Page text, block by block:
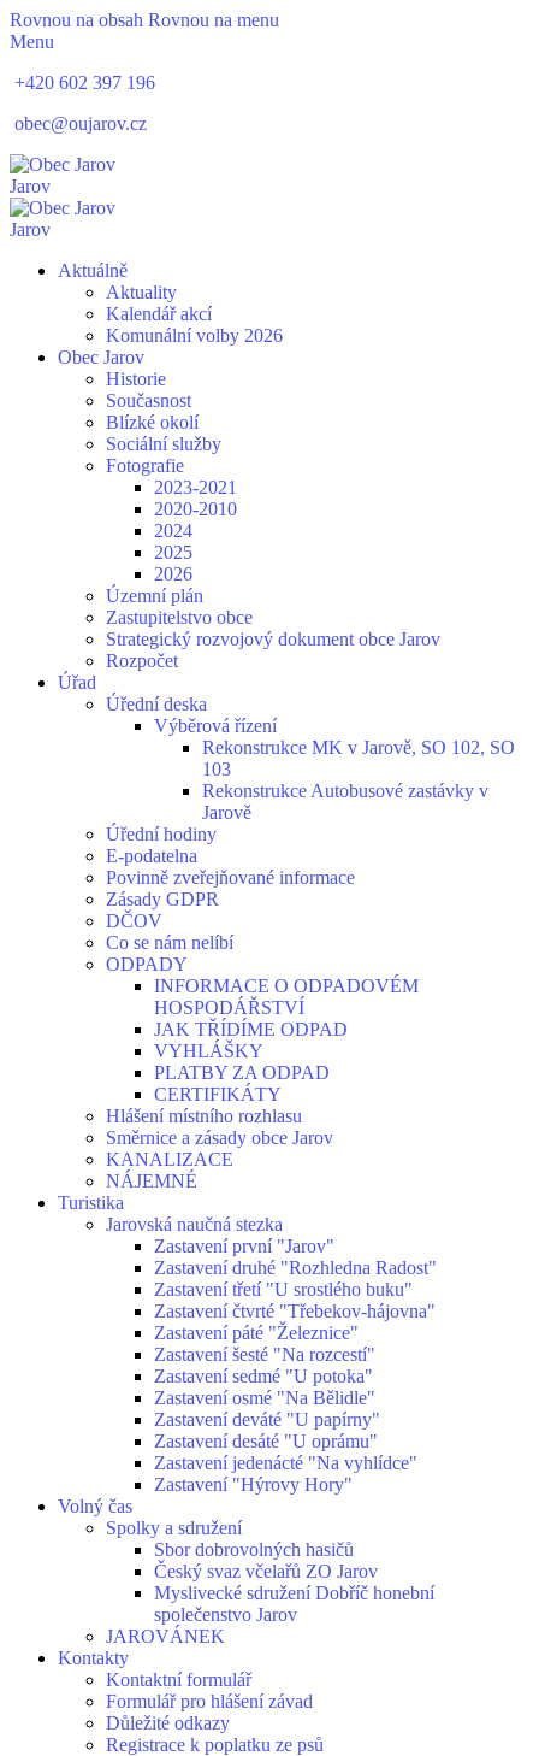
Rovnou na obsah Rovnou na menu
Menu
+420 602 397 196
obec@oujarov.cz
Jarov
Jarov
Aktuálně
Aktuality
Kalendář akcí
Komunální volby 2026
Obec Jarov
Historie
Současnost
Blízké okolí
Sociální služby
Fotografie
2023-2021
2020-2010
2024
2025
2026
Územní plán
Zastupitelstvo obce
Strategický rozvojový dokument obce Jarov
Rozpočet
Úřad
Úřední deska
Výběrová řízení
Rekonstrukce MK v Jarově, SO 102, SO
103
Rekonstrukce Autobusové zastávky v
Jarově
Úřední hodiny
E-podatelna
Povinně zveřejňované informace
Zásady GDPR
DČOV
Co se nám nelíbí
ODPADY
INFORMACE O ODPADOVÉM
HOSPODÁŘSTVÍ
JAK TŘÍDÍME ODPAD
VYHLÁŠKY
PLATBY ZA ODPAD
CERTIFIKÁTY
Hlášení místního rozhlasu
Směrnice a zásady obce Jarov
KANALIZACE
NÁJEMNÉ
Turistika
Jarovská naučná stezka
Zastavení první "Jarov"
Zastavení druhé "Rozhledna Radost"
Zastavení třetí "U srostlého buku"
Zastavení čtvrté "Třebekov-hájovna"
Zastavení páté "Železnice"
Zastavení šesté "Na rozcestí"
Zastavení sedmé "U potoka"
Zastavení osmé "Na Bělidle"
Zastavení deváté "U papírny"
Zastavení desáté "U oprámu"
Zastavení jedenácté "Na vyhlídce"
Zastavení "Hýrovy Hory"
Volný čas
Spolky a sdružení
Sbor dobrovolných hasičů
Český svaz včelařů ZO Jarov
Myslivecké sdružení Dobříč honební
společenstvo Jarov
JAROVÁNEK
Kontakty
Kontaktní formulář
Formulář pro hlášení závad
Důležité odkazy
Registrace k poplatku ze psů